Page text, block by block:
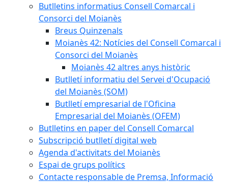
Butlletins informatius Consell Comarcal i
Consorci del Moianès
Breus Quinzenals
Moianès 42: Notícies del Consell Comarcal i
Consorci del Moianès
Moianès 42 altres anys històric
Butlletí informatiu del Servei d'Ocupació
del Moianès (SOM)
Butlletí empresarial de l'Oficina
Empresarial del Moianès (OFEM)
Butlletins en paper del Consell Comarcal
Subscripció butlletí digital web
Agenda d'activitats del Moianès
Espai de grups polítics
Contacte responsable de Premsa, Informació